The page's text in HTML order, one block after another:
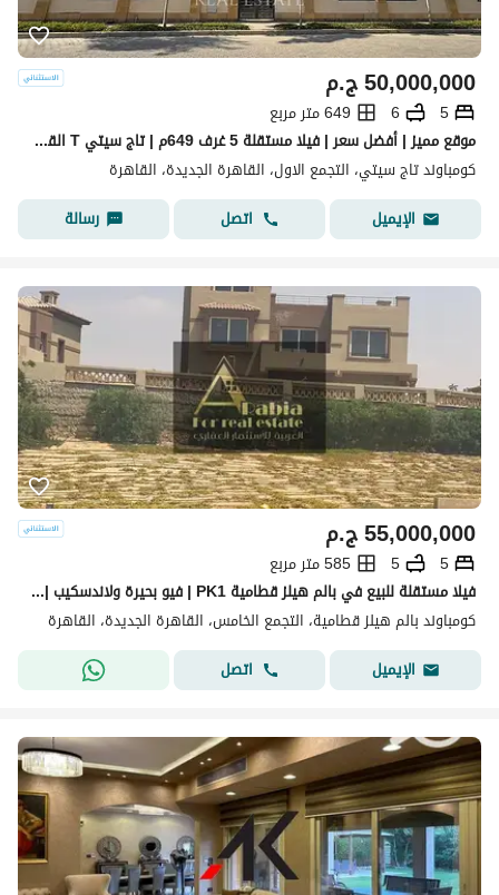
ج.م50,000,000
5
6
649 متر مربع
موقع مميز | أفضل سعر | فيلا مستقلة 5 غرف 649م | تاج سيتي T القاهرة الجديدة نصف تشطيب جاهزة للاستلام الفوري
كومباوند تاج سيتي، التجمع الاول، القاهرة الجديدة، القاهرة
الإيميل
اتصل رسالة
ج.م55,000,000
5
5
585 متر مربع
فيلا مستقلة للبيع في بالم هيلز قطامية PK1 | فيو بحيرة ولاندسكيب | أرض 800م
كومباوند بالم هيلز قطامية، التجمع الخامس، القاهرة الجديدة، القاهرة
الإيميل
اتصل